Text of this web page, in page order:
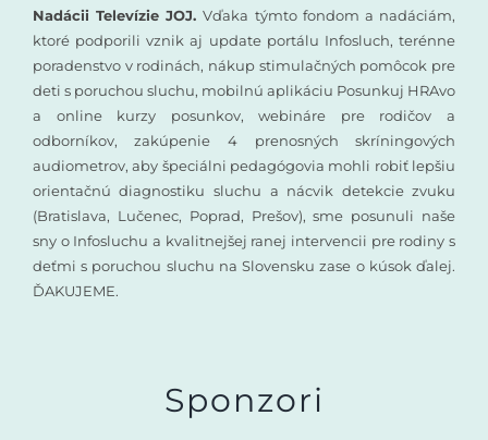
Nadácii Televízie JOJ.Vďaka týmto fondom a nadáciám,
ktoré podporili vznik aj update portálu Infosluch, terénne
poradenstvo v rodinách, nákup stimulačných pomôcok pre
deti s poruchou sluchu, mobilnú aplikáciu Posunkuj HRAvo
a online kurzy posunkov, webináre pre rodičov a
odborníkov, zakúpenie 4 prenosných skríningových
audiometrov, aby špeciálni pedagógovia mohli robiť lepšiu
orientačnú diagnostiku sluchu a nácvik detekcie zvuku
(Bratislava, Lučenec, Poprad, Prešov), sme posunuli naše
sny o Infosluchu a kvalitnejšej ranej intervencii pre rodiny s
deťmi s poruchou sluchu na Slovensku zase o kúsok ďalej.
ĎAKUJEME.
Sponzori